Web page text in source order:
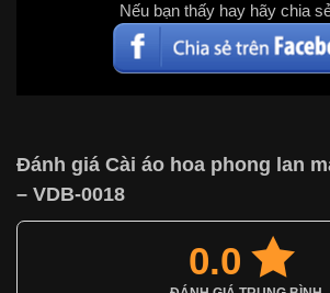
Nếu bạn thấy hay hãy chia
Đánh giá Cài áo hoa phong lan
– VDB-0018
0.0